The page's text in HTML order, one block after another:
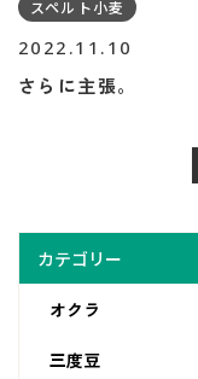
カテゴリー
オクラ
三度豆
スペルト小麦
2022.11.10
さらに主張。